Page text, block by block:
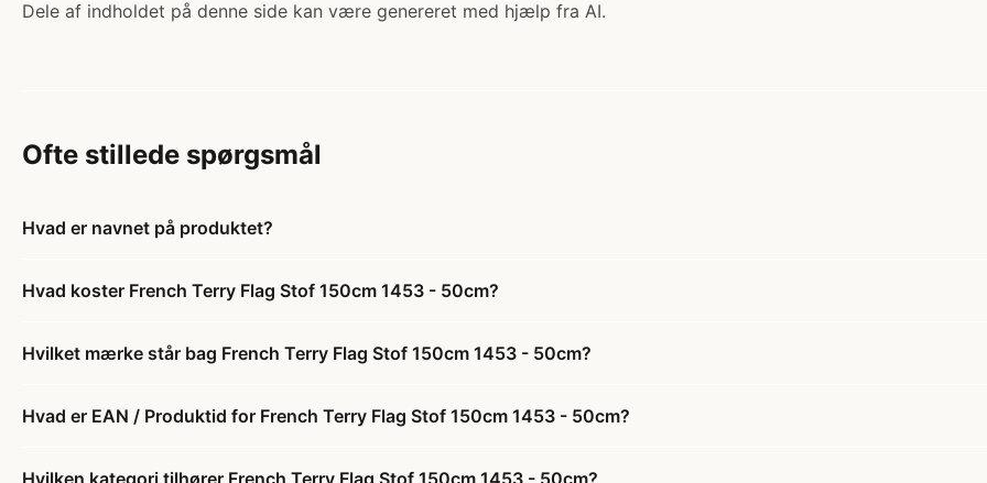
Dele af indholdet på denne side kan være genereret med hjælp fra AI.
Ofte stillede spørgsmål
Hvad er navnet på produktet?
Hvad koster French Terry Flag Stof 150cm 1453 - 50cm?
Hvilket mærke står bag French Terry Flag Stof 150cm 1453 - 50cm?
Hvad er EAN / Produktid for French Terry Flag Stof 150cm 1453 - 50cm?
Hvilken kategori tilhører French Terry Flag Stof 150cm 1453 - 50cm?